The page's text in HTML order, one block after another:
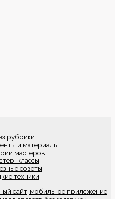
рубрики
и материалы
мастеров
классы
советы
техники
сайт, мобильное приложение,